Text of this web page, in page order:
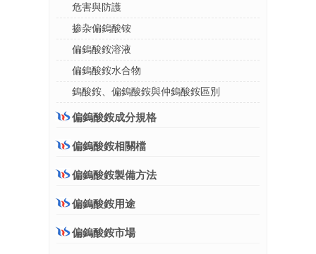
危害與防護
掺杂偏鎢酸铵
偏鎢酸銨溶液
偏鎢酸銨水合物
鎢酸銨、偏鎢酸銨與仲鎢酸銨區別
偏鎢酸銨成分規格
偏鎢酸銨相關檔
偏鎢酸銨製備方法
偏鎢酸銨用途
偏鎢酸銨市場